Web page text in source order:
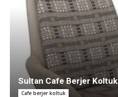
Sultan Cafe Berjer Koltuk
Cafe berjer koltuk